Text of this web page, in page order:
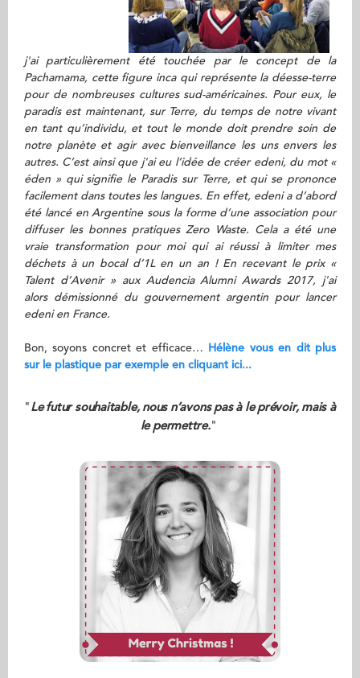
j'ai particulièrement été touchée par le concept de la
Pachamama, cette figure inca qui représente la déesse-terre
pour de nombreuses cultures sud-américaines. Pour eux, le
paradis est maintenant, sur Terre, du temps de notre vivant
en tant qu’individu, et tout le monde doit prendre soin de
notre planète et agir avec bienveillance les uns envers les
autres. C’est ainsi que j'ai eu l’idée de créer edeni, du mot «
éden » qui signifie le Paradis sur Terre, et qui se prononce
facilement dans toutes les langues. En effet, edeni a d’abord
été lancé en Argentine sous la forme d’une association pour
diffuser les bonnes pratiques Zero Waste. Cela a été une
vraie transformation pour moi qui ai réussi à limiter mes
déchets à un bocal d’1L en un an ! En recevant le prix «
Talent d’Avenir » aux Audencia Alumni Awards 2017, j'ai
alors démissionné du gouvernement argentin pour lancer
edeni en France.
Bon, soyons concret et efficace…
Hélène vous en dit plus
sur le plastique par exemple en cliquant ici...
" Le futur souhaitable, nous n’avons pas à le prévoir, mais à
le permettre."